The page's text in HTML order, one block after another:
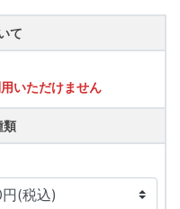
て
いただけません
類